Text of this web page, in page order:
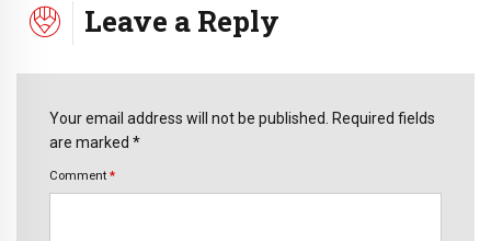
Leave a Reply
Your email address will not be published. Required fields
are marked *
Comment *